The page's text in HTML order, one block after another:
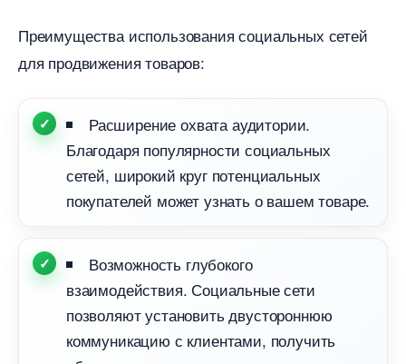
Преимущества использования социальных сетей
для продвижения товаров:
Расширение охвата аудитории.
Благодаря популярности социальных
сетей, широкий круг потенциальных
покупателей может узнать о вашем товаре.
озможность глубокого
заимодействия. Социальные сети
позволяют установить двустороннюю
коммуникацию с клиентами, получить